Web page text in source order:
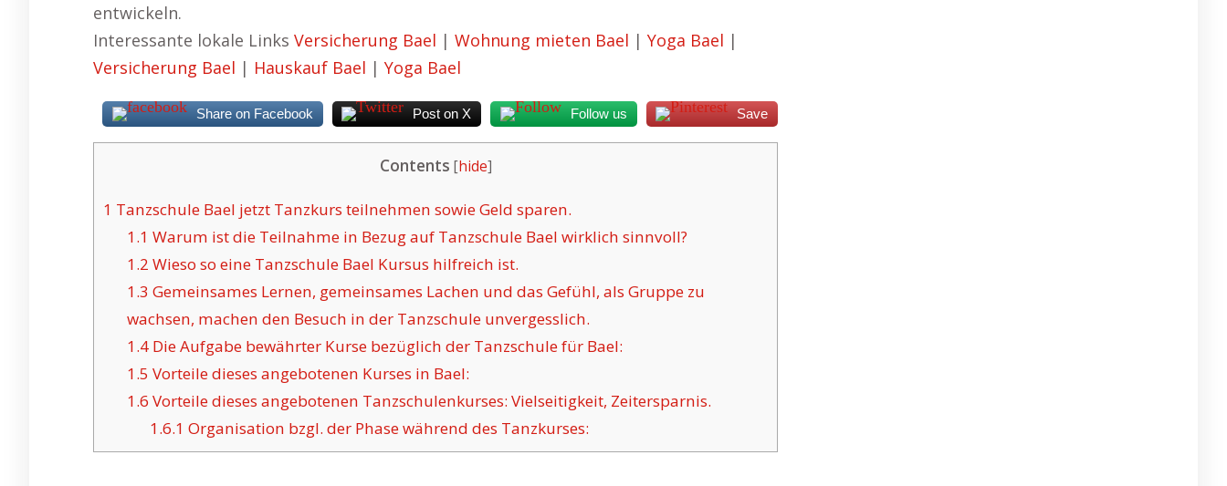
entwickeln.
Interessante lokale Links Versicherung Bael | Wohnung mieten Bael | Yoga Bael |
Versicherung Bael | Hauskauf Bael | Yoga Bael
Share on Facebook Post on X Follow us Save
Contents [hide]
1 Tanzschule Bael jetzt Tanzkurs teilnehmen sowie Geld sparen.
1.1 Warum ist die Teilnahme in Bezug auf Tanzschule Bael wirklich sinnvoll?
1.2 Wieso so eine Tanzschule Bael Kursus hilfreich ist.
1.3 Gemeinsames Lernen, gemeinsames Lachen und das Gefühl, als Gruppe zu
wachsen, machen den Besuch in der Tanzschule unvergesslich.
1.4Die Aufgabe bewährter Kurse bezüglich der Tanzschule für Bael:
1.5 Vorteile dieses angebotenen Kurses in Bael:
1.6 Vorteile dieses angebotenen Tanzschulenkurses: Vielseitigkeit, Zeitersparnis.
1.6.1 Organisation bzgl. der Phase während des Tanzkurses: